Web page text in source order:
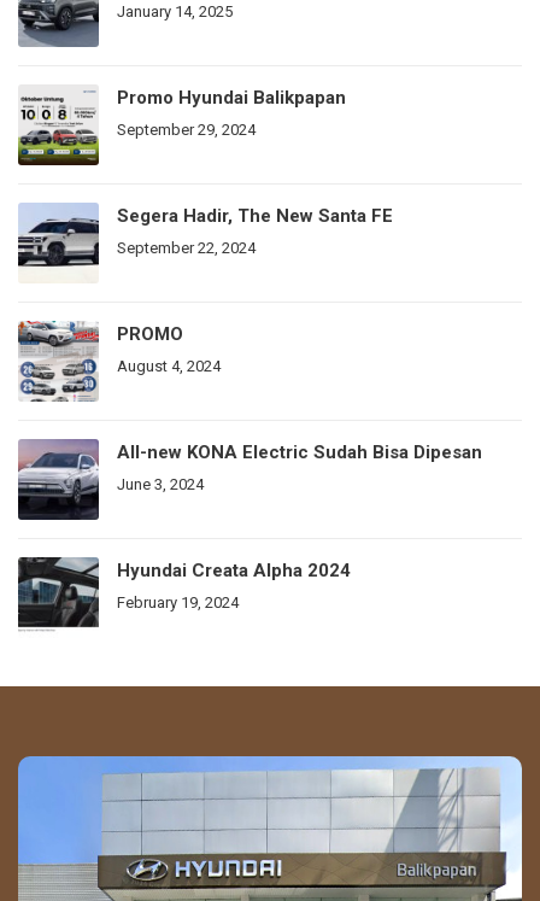
January 14, 2025
Promo Hyundai Balikpapan
September 29, 2024
Segera Hadir, The New Santa FE
September 22, 2024
PROMO
August 4, 2024
All-new KONA Electric Sudah Bisa Dipesan
June 3, 2024
Hyundai Creata Alpha 2024
February 19, 2024